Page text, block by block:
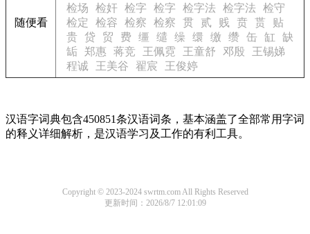
随便看
检场
检奸 检字 检字 检字法 检字法 检守
检定
检容 检察 检察 贯 贰 贱 贲 贳
贴
贵
贷 贸 费 缰 缱 缲 缳 缴 缵 缶 缸
缺
缿 郑惠 蒋竞 王佩霓 王童舒 邓殷
王锡娣
程诚
王美谷 翟宸 王俊婷
汉语字词典包含450851条汉语词条，基本涵盖了全部常用字词
的释义详细解析，是汉语学习及工作的有利工具。
Copyright © 2023-2024 swrtm.com All Rights Reserved
更新时间：2026/8/7 12:01:09